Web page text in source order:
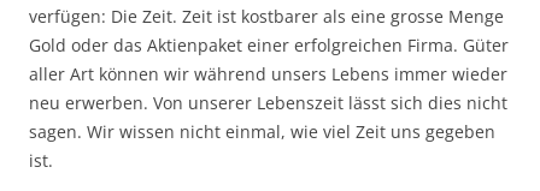
verfügen: Die Zeit. Zeit ist kostbarer als eine grosse Menge
Gold oder das Aktienpaket einer erfolgreichen Firma. Güter
aller Art können wir während unsers Lebens immer wieder
neu erwerben. Von unserer Lebenszeit lässt sich dies nicht
sagen. Wir wissen nicht einmal, wie viel Zeit uns gegeben
ist.